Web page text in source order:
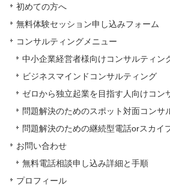
初めての方へ
無料体験セッション申し込みフォーム
コンサルティングメニュー
中小企業経営者様向けコンサルティン
ビジネスマインドコンサルティング
ゼロから独立起業を目指す人向けコン
問題解決のためのスポット対面コンサ
問題解決のための継続型電話orスカイ
お問い合わせ
無料電話相談申し込み詳細と手順
プロフィール